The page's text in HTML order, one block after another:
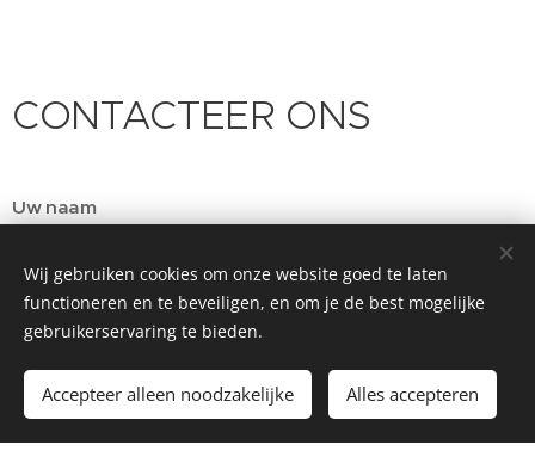
CONTACTEER ONS
Uw naam
E-mailadres
Telefoonnummer
Wij gebruiken cookies om onze website goed te laten
functioneren en te beveiligen, en om je de best mogelijke
gebruikerservaring te bieden.
Accepteer alleen noodzakelijke Alles accepteren